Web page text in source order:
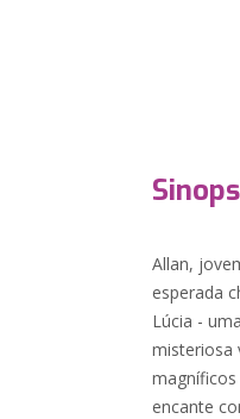
Allan,
esperada
Lúcia -
misteriosa
encante